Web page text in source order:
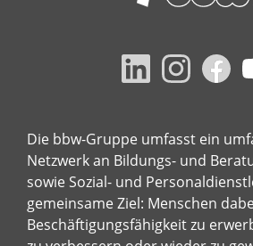
Die bbw-Gruppe umfasst ein
Netzwerk an Bildungs- und
sowie Sozial- und
gemeinsame Ziel: Menschen
Beschäftigungsfähigkeit zu